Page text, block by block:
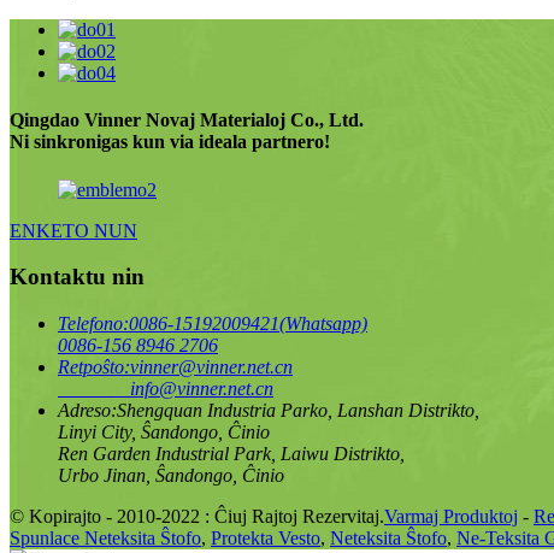
Qingdao Vinner Novaj Materialoj Co., Ltd.
Ni sinkronigas kun via ideala partnero!
ENKETO NUN
Kontaktu nin
Telefono:0086-15192009421(Whatsapp)
0086-156 8946 2706
Retpoŝto:vinner@vinner.net.cn
info@vinner.net.cn
Adreso:Shengquan Industria Parko, Lanshan Distrikto,
Linyi City, Ŝandongo, Ĉinio
Ren Garden Industrial Park, Laiwu Distrikto,
Urbo Jinan, Ŝandongo, Ĉinio
© Kopirajto - 2010-2022 : Ĉiuj Rajtoj Rezervitaj.Varmaj Produktoj -
Spunlace Neteksita Ŝtofo, Protekta Vesto, Neteksita Ŝtofo, Ne-Teksita